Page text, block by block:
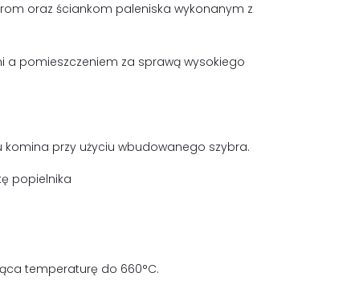
oraz ściankom paleniska wykonanym z
a pomieszczeniem za sprawą wysokiego
przy użyciu wbudowanego szybra.
popielnika
temperaturę do 660°C.